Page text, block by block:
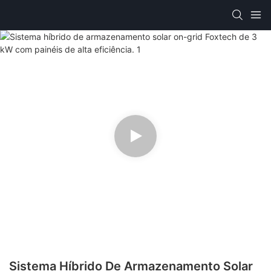
Sistema Híbrido De Armazenamento Solar